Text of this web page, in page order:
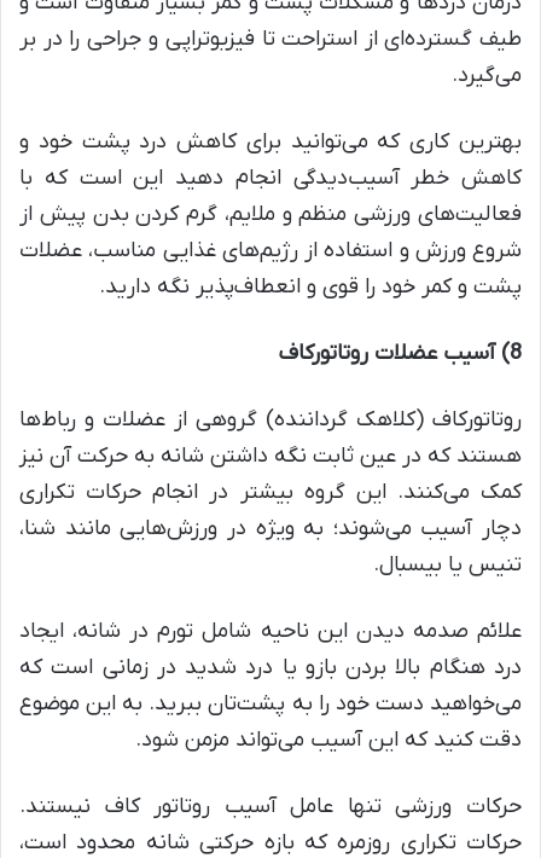
طیف گسترده‌ای از استراحت تا فیزیوتراپی و جراحی را در بر
می‌گیرد.
بهترین کاری که می‌توانید برای کاهش درد پشت خود و
کاهش خطر آسیب‌دیدگی انجام دهید این است که با
فعالیت‌های ورزشی منظم و ملایم، گرم کردن بدن پیش از
شروع ورزش و استفاده از رژیم‌های غذایی مناسب، عضلات
پشت و کمر خود را قوی و انعطاف‌پذیر نگه دارید.
8) آسیب عضلات روتاتورکاف
روتاتورکاف (کلاهک گرداننده) گروهی از عضلات و رباط‌ها
هستند که در عین ثابت نگه داشتن شانه به حرکت آن نیز
کمک می‌کنند. این گروه بیشتر در انجام حرکات تکراری
دچار آسیب می‌شوند؛ به ویژه در ورزش‌هایی مانند شنا،
تنیس یا بیسبال.
علائم صدمه دیدن این ناحیه شامل تورم در شانه، ایجاد
درد هنگام بالا بردن بازو یا درد شدید در زمانی است که
می‌خواهید دست خود را به پشت‌تان ببرید. به این موضوع
دقت کنید که این آسیب می‌تواند مزمن شود.
حرکات ورزشی تنها عامل آسیب روتاتور کاف نیستند.
حرکات تکراری روزمره که بازه حرکتی شانه محدود است،